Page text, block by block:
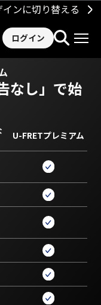
インに切り替える
ログイン
なし」で始
U-FRETプレミアム